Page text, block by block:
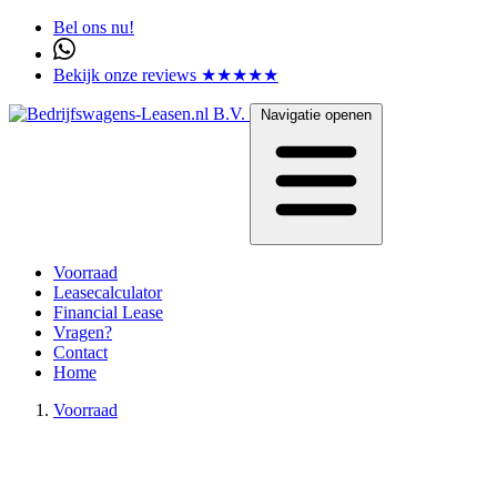
Bel ons nu!
Bekijk onze reviews ★★★★★
Navigatie openen
Voorraad
Leasecalculator
Financial Lease
Vragen?
Contact
Home
Voorraad